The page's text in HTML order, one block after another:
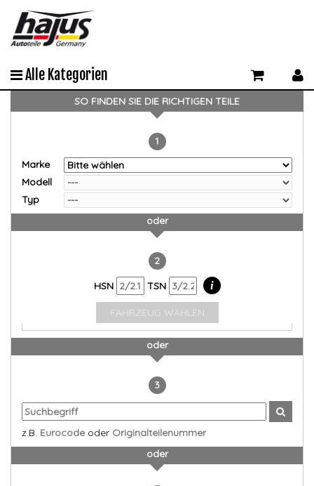
Alle Kategorien
SO FINDEN SIE DIE RICHTIGEN TEILE
1
Marke
Modell
Typ
oder
2
HSN
TSN i
FAHRZEUG WÄHLEN
oder
3
z.B. Eurocode oder Originalteilenummer
oder